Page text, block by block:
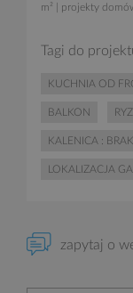
m² projekty
Tagi do
KUCHNIA OD
BALKON
KALENICA : BRAK
LOKALIZACJA
zapytaj o